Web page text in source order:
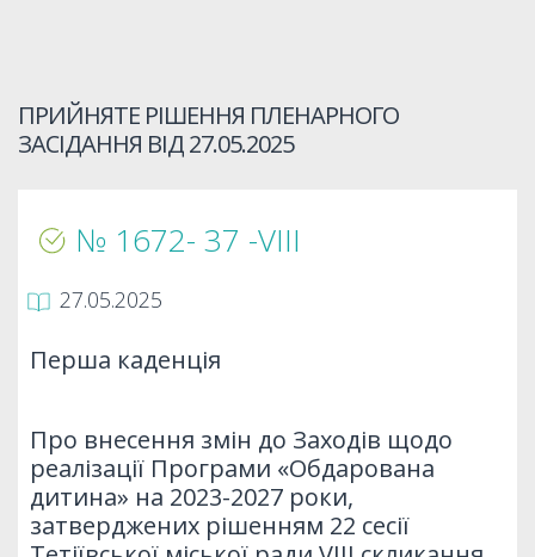
ПРИЙНЯТЕ РІШЕННЯ ПЛЕНАРНОГО
ЗАСІДАННЯ ВІД27.05.2025
№ 1672- 37 -VIII
27.05.2025
Перша каденція
Про внесення змін до Заходів щодо
реалізації Програми «Обдарована
дитина» на 2023-2027 роки,
затверджених рішенням 22 сесії